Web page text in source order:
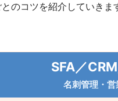
のコツを紹介していき
SFA／
名刺管理・